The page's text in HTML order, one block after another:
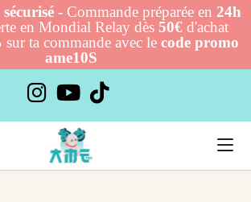
- Commande préparée en 24h
en Mondial Relay dès 50€d'achat
sur ta commande avec le code promo
ame10S